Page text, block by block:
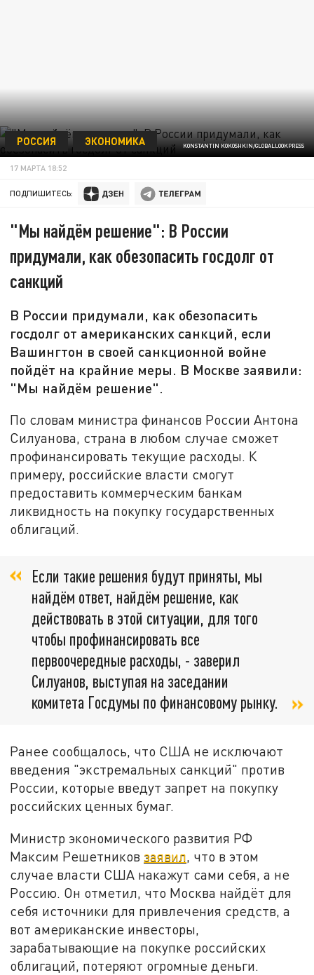
KONSTANTIN KOKOSHKIN/GLOBALLOOKPRESS
РОССИЯ ЭКОНОМИКА
17 МАРТА 18:52
ПОДПИШИТЕСЬ:
"Мы найдём решение": В России
придумали, как обезопасить госдолг от
санкций
В России придумали, как обезопасить
госдолг от американских санкций, если
Вашингтон в своей санкционной войне
пойдёт на крайние меры. В Москве заявили:
"Мы найдём решение".
По словам министра финансов России Антона
Силуанова, страна в любом случае сможет
профинансировать текущие расходы. К
примеру, российские власти смогут
предоставить коммерческим банкам
ликвидность на покупку государственных
облигаций.
Если такие решения будут приняты, мы
найдём ответ, найдём решение, как
действовать в этой ситуации, для того
чтобы профинансировать все
первоочередные расходы, - заверил
Силуанов, выступая на заседании
комитета Госдумы по финансовому рынку.
Ранее сообщалось, что США не исключают
введения "экстремальных санкций" против
России, которые введут запрет на покупку
российских ценных бумаг.
Министр экономического развития РФ
Максим Решетниковзаявил, что в этом
случае власти США накажут сами себя, а не
Россию. Он отметил, что Москва найдёт для
себя источники для привлечения средств, а
вот американские инвесторы,
зарабатывающие на покупке российских
облигаций, потеряют огромные деньги.